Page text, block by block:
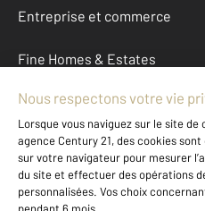
Entreprise et commerce
Fine Homes & Estates
À propos
International
Nous contacter